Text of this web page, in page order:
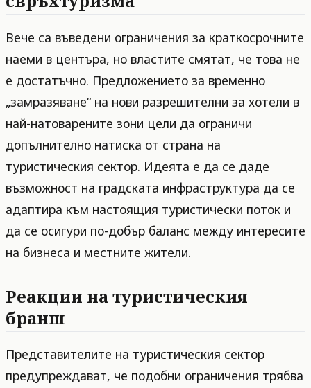
Вече са въведени ограничения за краткосрочните
наеми в центъра, но властите смятат, че това не
е достатъчно. Предложението за временно
„замразяване“ на нови разрешителни за хотели в
най-натоварените зони цели да ограничи
допълнително натиска от страна на
туристическия сектор. Идеята е да се даде
възможност на градската инфраструктура да се
адаптира към настоящия туристически поток и
да се осигури по-добър баланс между интересите
на бизнеса и местните жители.
Реакции на туристическия
бранш
Представителите на туристическия сектор
предупреждават, че подобни ограничения трябва